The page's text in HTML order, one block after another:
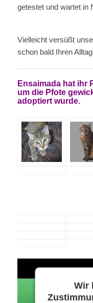
getestet und wartet in
Vielleicht versüßt
schon bald Ihren
Ensaimada hat ihr
um die Pfote
adoptiert wurde.
Wir